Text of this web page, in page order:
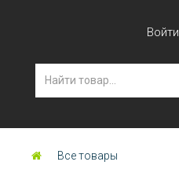
Войти
Все товары